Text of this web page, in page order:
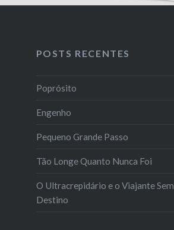
POSTS RECENTES
Poprósito
Engenho
Pequeno Grande Passo
Tão Longe Quanto Nunca Foi
O Ultracrepidário e o Viajante Sem
Destino